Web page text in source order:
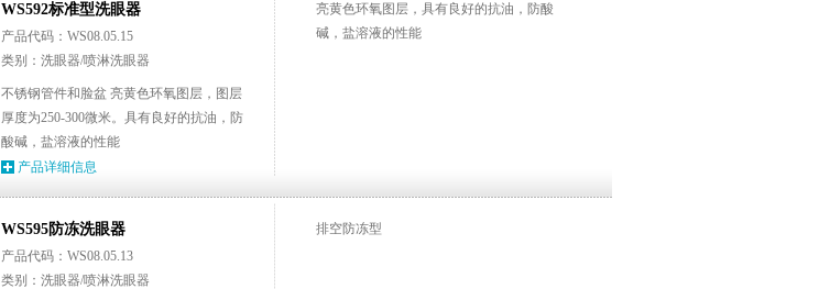
WS592标准型洗眼器
产品代码：WS08.05.15
类别：洗眼器/喷淋洗眼器
不锈钢管件和脸盆 亮黄色环氧图层，图层
厚度为250-300微米。具有良好的抗油，防
酸碱，盐溶液的性能
产品详细信息
亮黄色环氧图层，具有良好的抗油，防酸
碱，盐溶液的性能
WS595防冻洗眼器
产品代码：WS08.05.13
类别：洗眼器/喷淋洗眼器
排空防冻型